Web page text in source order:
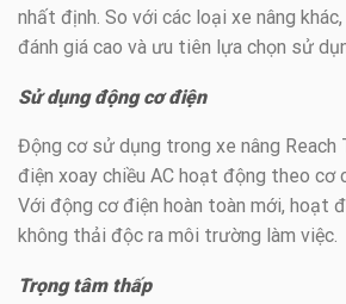
nhất định. So với các loại xe nâng
đánh giá cao và ưu tiên lựa chọn sử
Sử dụng động cơ điện
Động cơ sử dụng trong xe nâng Reach
điện xoay chiều AC hoạt động theo cơ
Với động cơ điện hoàn toàn mới, hoạt
không thải độc ra môi trường làm việc.
Trọng tâm thấp